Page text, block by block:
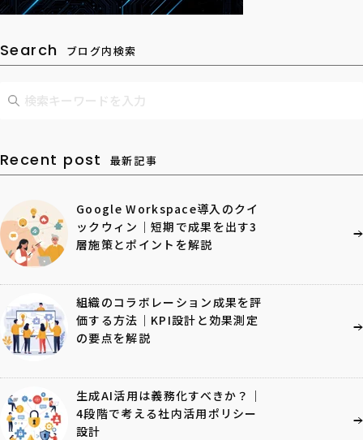
Search ブログ内検索
Recent post 最新記事
Google Workspace導入のクイ
ックウィン｜短期で成果を出す3
層施策とポイントを解説
組織のコラボレーション成果を評
価する方法｜KPI設計と効果測定
の要点を解説
生成AI活用は義務化すべきか？｜
4段階で考える社内活用ポリシー
設計